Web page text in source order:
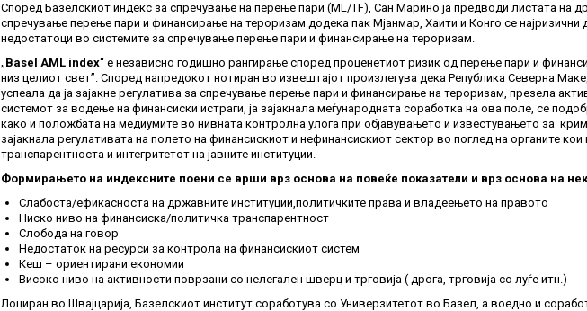
Според Базелскиот индекс за спречување на перење пари (ML/TF), Сан Марино ја предводи листата на
спречување перење пари и финансирање на тероризам додека пак Мјанмар, Хаити и Конго се
недостатоци во системите за спречување перење пари и финансирање на тероризам.
„Basel AML index“ е независно годишно рангирање според проценетиот ризик од перење пари и
низ целиот свет”. Според напредокот нотиран во извештајот произлегува дека Република Северна
успеала да ја зајакне регулатива за спречување перење пари и финансирање на тероризам, презела
системот за водење на финансиски истраги, ја зајакнала меѓународната соработка на ова поле, се
како и положбата на медиумите во нивната контролна улога при објавувањето и известувањето за
зајакнала регулативата на полето на финансискиот и нефинансискиот сектор во поглед на органите
транспарентноста и интегритетот на јавните институции.
Формирањето на индексните поени се врши врз основа на повеќе показатели и врз основа на
Слабоста/ефикасноста на државните институции,политичките права и владеењето на правото
Ниско ниво на финансиска/политичка транспарентност
Слобода на говор
Недостаток на ресурси за контрола на финансискиот систем
Кеш – ориентирани економии
Високо ниво на активности поврзани со нелегален шверц и трговија ( дрога, трговија со луѓе итн.)
Лоциран во Швајцарија, Базелскиот институт соработува со Универзитетот во Базел, а воедно и